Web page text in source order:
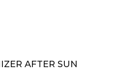
AFTER SUN